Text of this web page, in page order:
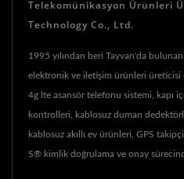
Telekomünikasyon Ürünleri
Technology Co., Ltd.
1995 yılından beri Tayvan'da
elektronik ve iletişim ürünleri üreticisi
4g lte asansör telefonu sistemi, kapı
kontrolleri, kablosuz duman
kablosuz akıllı ev ürünleri, GPS
S® kimlik doğrulama ve onay